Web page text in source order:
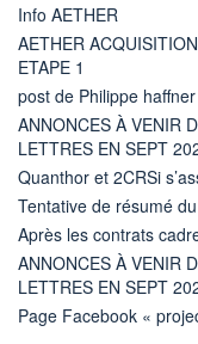
Info AETHER
AETHER
ETAPE 1
post de Philippe
ANNONCES À VENIR
LETTRES EN SEPT
Quanthor et 2CRSi
Tentative de résumé
Après les contrats
ANNONCES À VENIR
LETTRES EN SEPT
Page Facebook «